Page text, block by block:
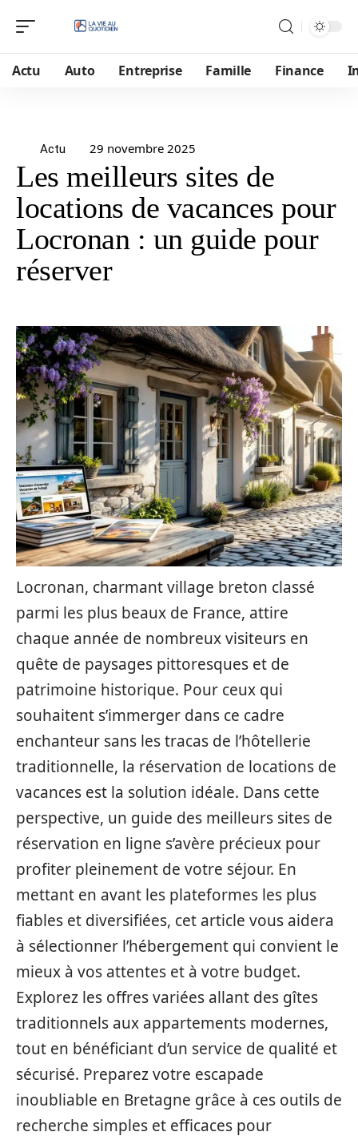
Actu Auto Entreprise Famille Finance
Actu 29 novembre 2025
Les meilleurs sites de
locations de vacances pour
Locronan : un guide pour
réserver
Locronan, charmant village breton classé
parmi les plus beaux de France, attire
chaque année de nombreux visiteurs en
quête de paysages pittoresques et de
patrimoine historique. Pour ceux qui
souhaitent s’immerger dans ce cadre
enchanteur sans les tracas de l’hôtellerie
traditionnelle, la réservation de locations de
vacances est la solution idéale. Dans cette
perspective, un guide des meilleurs sites de
réservation en ligne s’avère précieux pour
profiter pleinement de votre séjour. En
mettant en avant les plateformes les plus
fiables et diversifiées, cet article vous aidera
à sélectionner l’hébergement qui convient le
mieux à vos attentes et à votre budget.
Explorez les offres variées allant des gîtes
traditionnels aux appartements modernes,
tout en bénéficiant d’un service de qualité et
sécurisé. Preparez votre escapade
inoubliable en Bretagne grâce à ces outils de
recherche simples et efficaces pour